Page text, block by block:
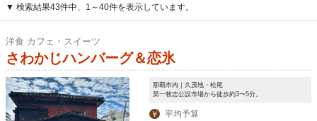
▼ 検索結果43件中、1～40件を表示しています。
洋食 カフェ・スイーツ
さわかじハンバーグ＆恋氷
那覇市内｜久茂地・松尾
第一牧志公設市場から徒歩約3〜5分。
￥ 平均予算